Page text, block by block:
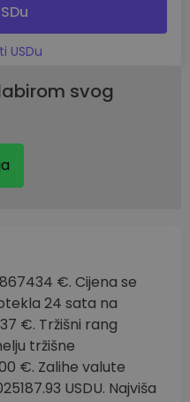
USDu
svog
€. Cijena se
24 sata na
€. Tržišni rang
tržišne
€. Zalihe valute
USDU. Najviša